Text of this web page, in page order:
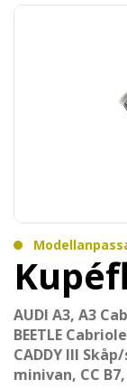
AUDI A3, A3
BEETLE
CADDY III
minivan, CC B7,